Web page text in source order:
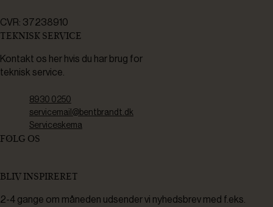
CVR: 37238910
TEKNISK SERVICE
Kontakt os her hvis du har brug for
teknisk service.
8930 0250
servicemail@bentbrandt.dk
Serviceskema
FØLG OS
BLIV INSPIRERET
2-4 gange om måneden udsender vi nyhedsbrev med f.eks.